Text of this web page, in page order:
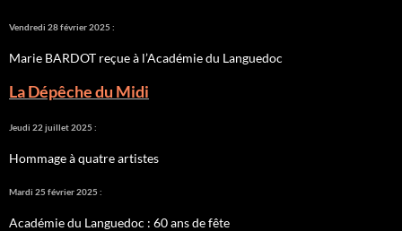
Vendredi 28 février 2025 :
Marie BARDOT reçue à l’Académie du Languedoc
La Dépêche du Midi
Jeudi 22 juillet 2025 :
Hommage à quatre artistes
Mardi 25 février 2025 :
Académie du Languedoc : 60 ans de fête